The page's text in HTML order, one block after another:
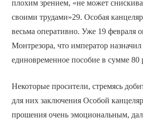
плохим зрением, «не может
своими трудами»29. Особая
весьма оперативно. Уже 19 февраля
Монтрезора, что император назначил
единовременное пособие в сумме 80
Некоторые просители, стремясь
для них заключения Особой
прошения очень эмоциональным,